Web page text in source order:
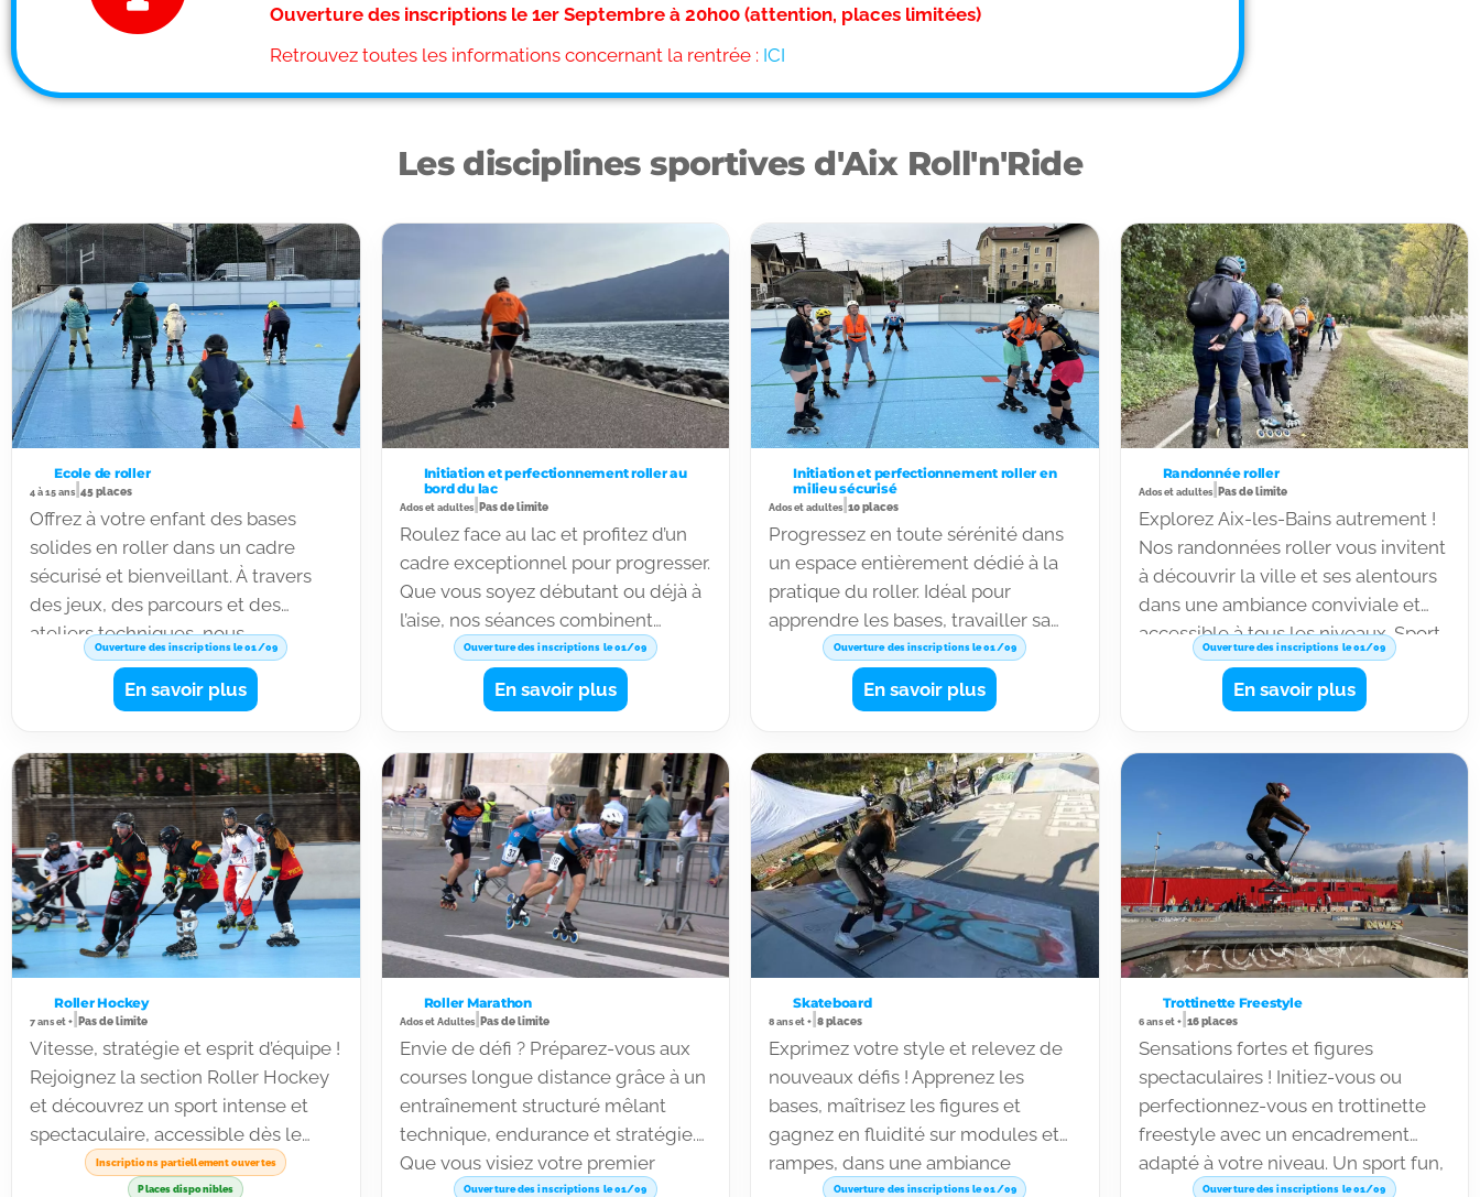
Ouverture des inscriptions le 1er Septembre à 20h00 (attention, places limitées)
Retrouvez toutes les informations concernant la rentrée : ICI
Les disciplines sportives d'Aix Roll'n'Ride
Ecole de roller
4 à 15 ans| 45 places
Offrez à votre enfant des bases
solides en roller dans un cadre
sécurisé et bienveillant. À travers
des jeux, des parcours et des
ateliers techniques, nous
développons l’équilibre, la
coordination et la confiance en soi,
progressif pour rouler en toute
sécurité et avec le sourire !
Ouverture des inscriptions le 01/09
En savoir plus
Initiation et perfectionnement roller au
bord du lac
Ados et adultes| Pas de limite
Roulez face au lac et profitez d’un
cadre exceptionnel pour progresser.
Que vous soyez débutant ou déjà à
l’aise, nos séances combinent
technique, endurance et plaisir de
la glisse en extérieur. Respirez,
roulez, progressez !
Ouverture des inscriptions le 01/09
En savoir plus
Initiation et perfectionnement roller en
milieu sécurisé
Ados et adultes| 10 places
Progressez en toute sérénité dans
un espace entièrement dédié à la
pratique du roller. Idéal pour
apprendre les bases, travailler sa
technique ou gagner en assurance.
Séances proposées uniquement en
septembre, octobre, avril, mai et
annuelle.
Ouverture des inscriptions le 01/09
En savoir plus
Randonnée roller
Ados et adultes| Pas de limite
Explorez Aix-les-Bains autrement !
Nos randonnées roller vous invitent
à découvrir la ville et ses alentours
dans une ambiance conviviale et
accessible à tous les niveaux. Sport,
détente et esprit collectif au
rendez-vous toute l’année.
Ouverture des inscriptions le 01/09
En savoir plus
Roller Hockey
7 ans et + Pas de limite
Vitesse, stratégie et esprit d’équipe !
Rejoignez la section Roller Hockey
et découvrez un sport intense et
spectaculaire, accessible dès le
plus jeune âge. Apprenez à manier
la crosse, développez votre jeu
Inscriptions partiellement ouvertes
Places disponibles
Roller Marathon
Ados et Adultes| Pas de limite
Envie de défi ? Préparez-vous aux
courses longue distance grâce à un
entraînement structuré mêlant
technique, endurance et stratégie.
Que vous visiez votre premier
marathon ou la performance, notre
Ouverture des inscriptions le 01/09
Skateboard
8 ans et + 8 places
Exprimez votre style et relevez de
nouveaux défis ! Apprenez les
bases, maîtrisez les figures et
gagnez en fluidité sur modules et
rampes, dans une ambiance
motivante et encadrée. Créativité,
Ouverture des inscriptions le 01/09
Trottinette Freestyle
6 ans et +| 16 places
Sensations fortes et figures
spectaculaires ! Initiez-vous ou
perfectionnez-vous en trottinette
freestyle avec un encadrement
adapté à votre niveau. Un sport fun,
technique et accessible pour
Ouverture des inscriptions le 01/09